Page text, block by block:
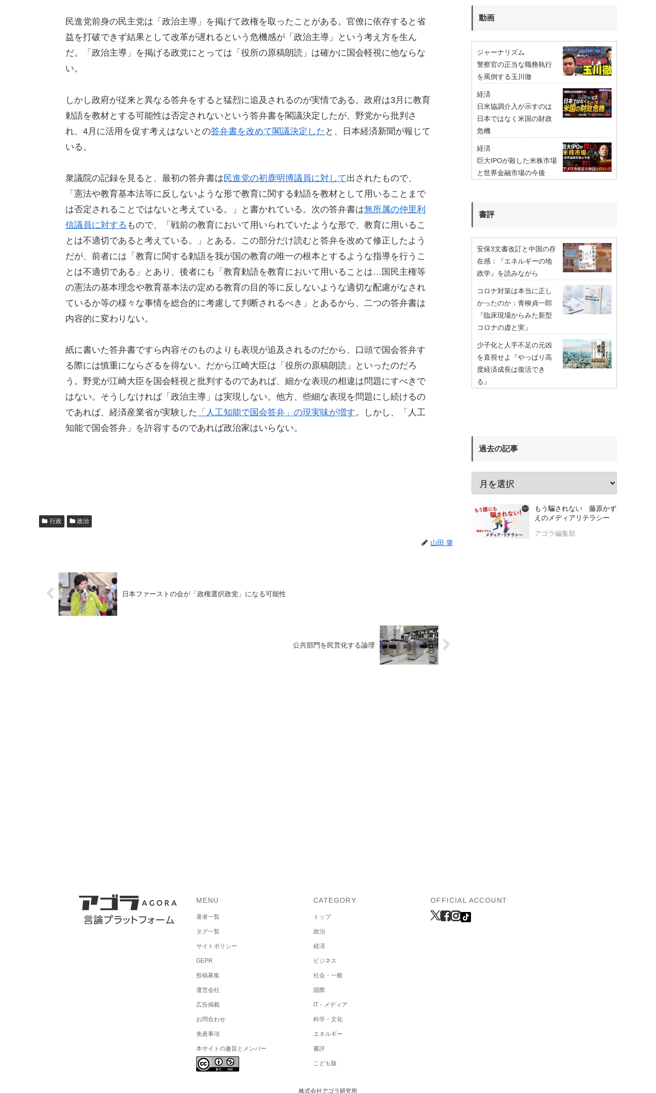
民進党前身の民主党は「政治主導」を掲げて政権を取ったことがある。官僚に依存すると省
益を打破できず結果として改革が遅れるという危機感が「政治主導」という考え方を生ん
だ。「政治主導」を掲げる政党にとっては「役所の原稿朗読」は確かに国会軽視に他ならな
い。
しかし政府が従来と異なる答弁をすると猛烈に追及されるのが実情である。政府は3月に教育
勅語を教材とする可能性は否定されないという答弁書を閣議決定したが、野党から批判さ
れ、4月に活用を促す考えはないとの答弁書を改めて閣議決定した と、日本経済新聞が報じて
いる。
衆議院の記録を見ると、最初の答弁書は民進党の初鹿明博議員に対して出されたもので、
「憲法や教育基本法等に反しないような形で教育に関する勅語を教材として用いることまで
は否定されることではないと考えている。」と書かれている。次の答弁書は無所属の仲里利
信議員に対する もので、「戦前の教育において用いられていたような形で、教育に用いるこ
とは不適切であると考えている。」とある。この部分だけ読むと答弁を改めて修正したよう
だが、前者には「教育に関する勅語を我が国の教育の唯一の根本とするような指導を行うこ
とは不適切である」とあり、後者にも「教育勅語を教育において用いることは…国民主権等
の憲法の基本理念や教育基本法の定める教育の目的等に反しないような適切な配慮がなされ
ているか等の様々な事情を総合的に考慮して判断されるべき」とあるから、二つの答弁書は
内容的に変わりない。
紙に書いた答弁書ですら内容そのものよりも表現が追及されるのだから、口頭で国会答弁す
る際には慎重にならざるを得ない。だから江崎大臣は「役所の原稿朗読」といったのだろ
う。野党が江崎大臣を国会軽視と批判するのであれば、細かな表現の相違は問題にすべきで
はない。そうしなければ「政治主導」は実現しない。他方、些細な表現を問題にし続けるの
であれば、経済産業省が実験した 「人工知能で国会答弁」の現実味が増す。しかし、「人工
知能で国会答弁」を許容するのであれば政治家はいらない。
行政 政治
山田 肇
日本ファーストの会が「政権選択政党」になる可能性
公共部門を民営化する論理
動画
ジャーナリズム
警察官の正当な職務執行
を罵倒する玉川徹
経済
日米協調介入が示すのは
日本ではなく米国の財政
危機
経済
巨大IPOが殺した米株市場
と世界金融市場の今後
書評
安保3文書改訂と中国の存
在感：『エネルギーの地
政学』を読みながら
コロナ対策は本当に正し
かったのか：青柳貞一郎
『臨床現場からみた新型
コロナの虚と実』
少子化と人手不足の元凶
を直視せよ『やっぱり高
度経済成長は復活でき
る』
過去の記事
もう騙されない 藤原かず
えのメディアリテラシー
アゴラ編集部
MENU
著者一覧
タグ一覧
サイトポリシー
GEPR
投稿募集
運営会社
広告掲載
お問合わせ
免責事項
本サイトの趣旨とメンバー
CATEGORY
トップ
政治
経済
ビジネス
社会・一般
国際
IT・メディア
科学・文化
エネルギー
書評
こども版
OFFICIAL ACCOUNT
株式会社アゴラ研究所